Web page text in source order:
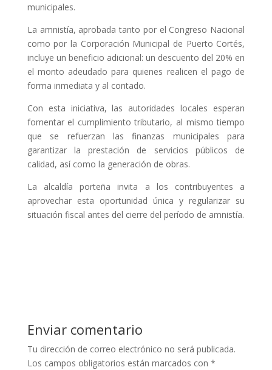
municipales.
La amnistía, aprobada tanto por el Congreso Nacional
como por la Corporación Municipal de Puerto Cortés,
incluye un beneficio adicional: un descuento del 20% en
el monto adeudado para quienes realicen el pago de
forma inmediata y al contado.
Con esta iniciativa, las autoridades locales esperan
fomentar el cumplimiento tributario, al mismo tiempo
que se refuerzan las finanzas municipales para
garantizar la prestación de servicios públicos de
calidad, así como la generación de obras.
La alcaldía porteña invita a los contribuyentes a
aprovechar esta oportunidad única y regularizar su
situación fiscal antes del cierre del período de amnistía.
Enviar comentario
Tu dirección de correo electrónico no será publicada.
Los campos obligatorios están marcados con *